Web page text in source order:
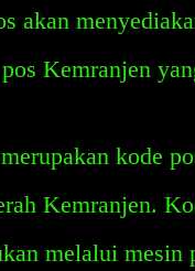
akan
Kemranjen
kode
Kemranjen.
melalui